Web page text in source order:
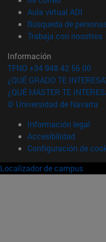
Aula virtual ADI
Búsqueda de
Trabaja con nosotros
Información
TFNO +34 948 42 56 00
¿QUÉ GRADO TE
¿QUÉ MÁSTER TE
© Universidad de Navarra
Información legal
Accesibilidad
Configuración de
Localizador de campus